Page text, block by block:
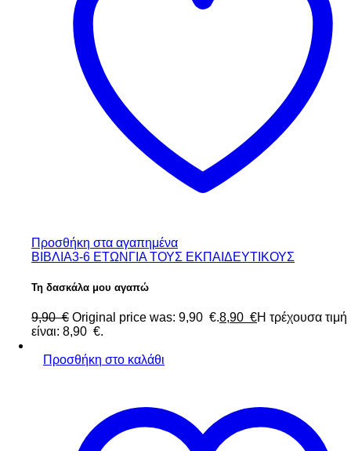
Προσθήκη στα αγαπημένα
ΒΙΒΛΙΑ3-6 ΕΤΩΝ ΓΙΑ ΤΟΥΣ ΕΚΠΑΙΔΕΥΤΙΚΟΥΣ
Τη δασκάλα μου αγαπώ
9,90 € Original price was: 9,90 €.8,90 €Η τρέχουσα τιμή
είναι: 8,90 €.
Προσθήκη στο καλάθι